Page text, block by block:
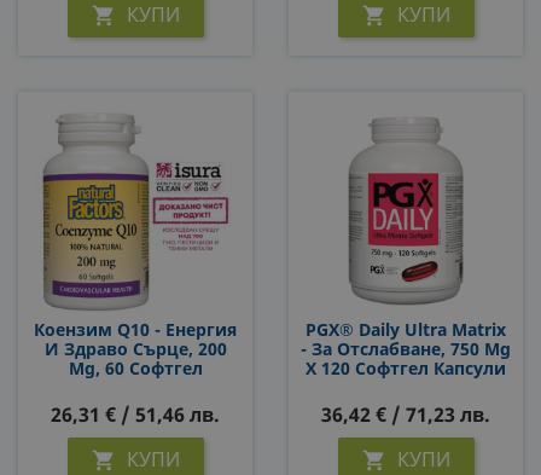
 КУПИ  КУПИ
Коензим Q10 - Енергия
И Здраво Сърце, 200
Mg, 60 Софтгел
26,31 € / 51,46 лв.
 КУПИ
PGX® Daily Ultra Matrix
- За Отслабване, 750 Mg
X 120 Софтгел Капсули
36,42 € / 71,23 лв.
 КУПИ